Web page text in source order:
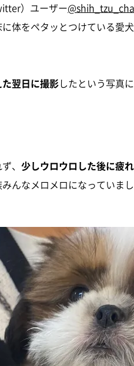
）ユーザー
体をペタッとつけている愛
翌日に撮影したという写真
、 少しウロウロした後に疲
んなメロメロになっていまし